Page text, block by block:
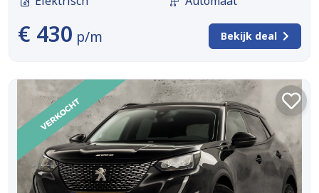
€ 430 p/m Bekijk deal